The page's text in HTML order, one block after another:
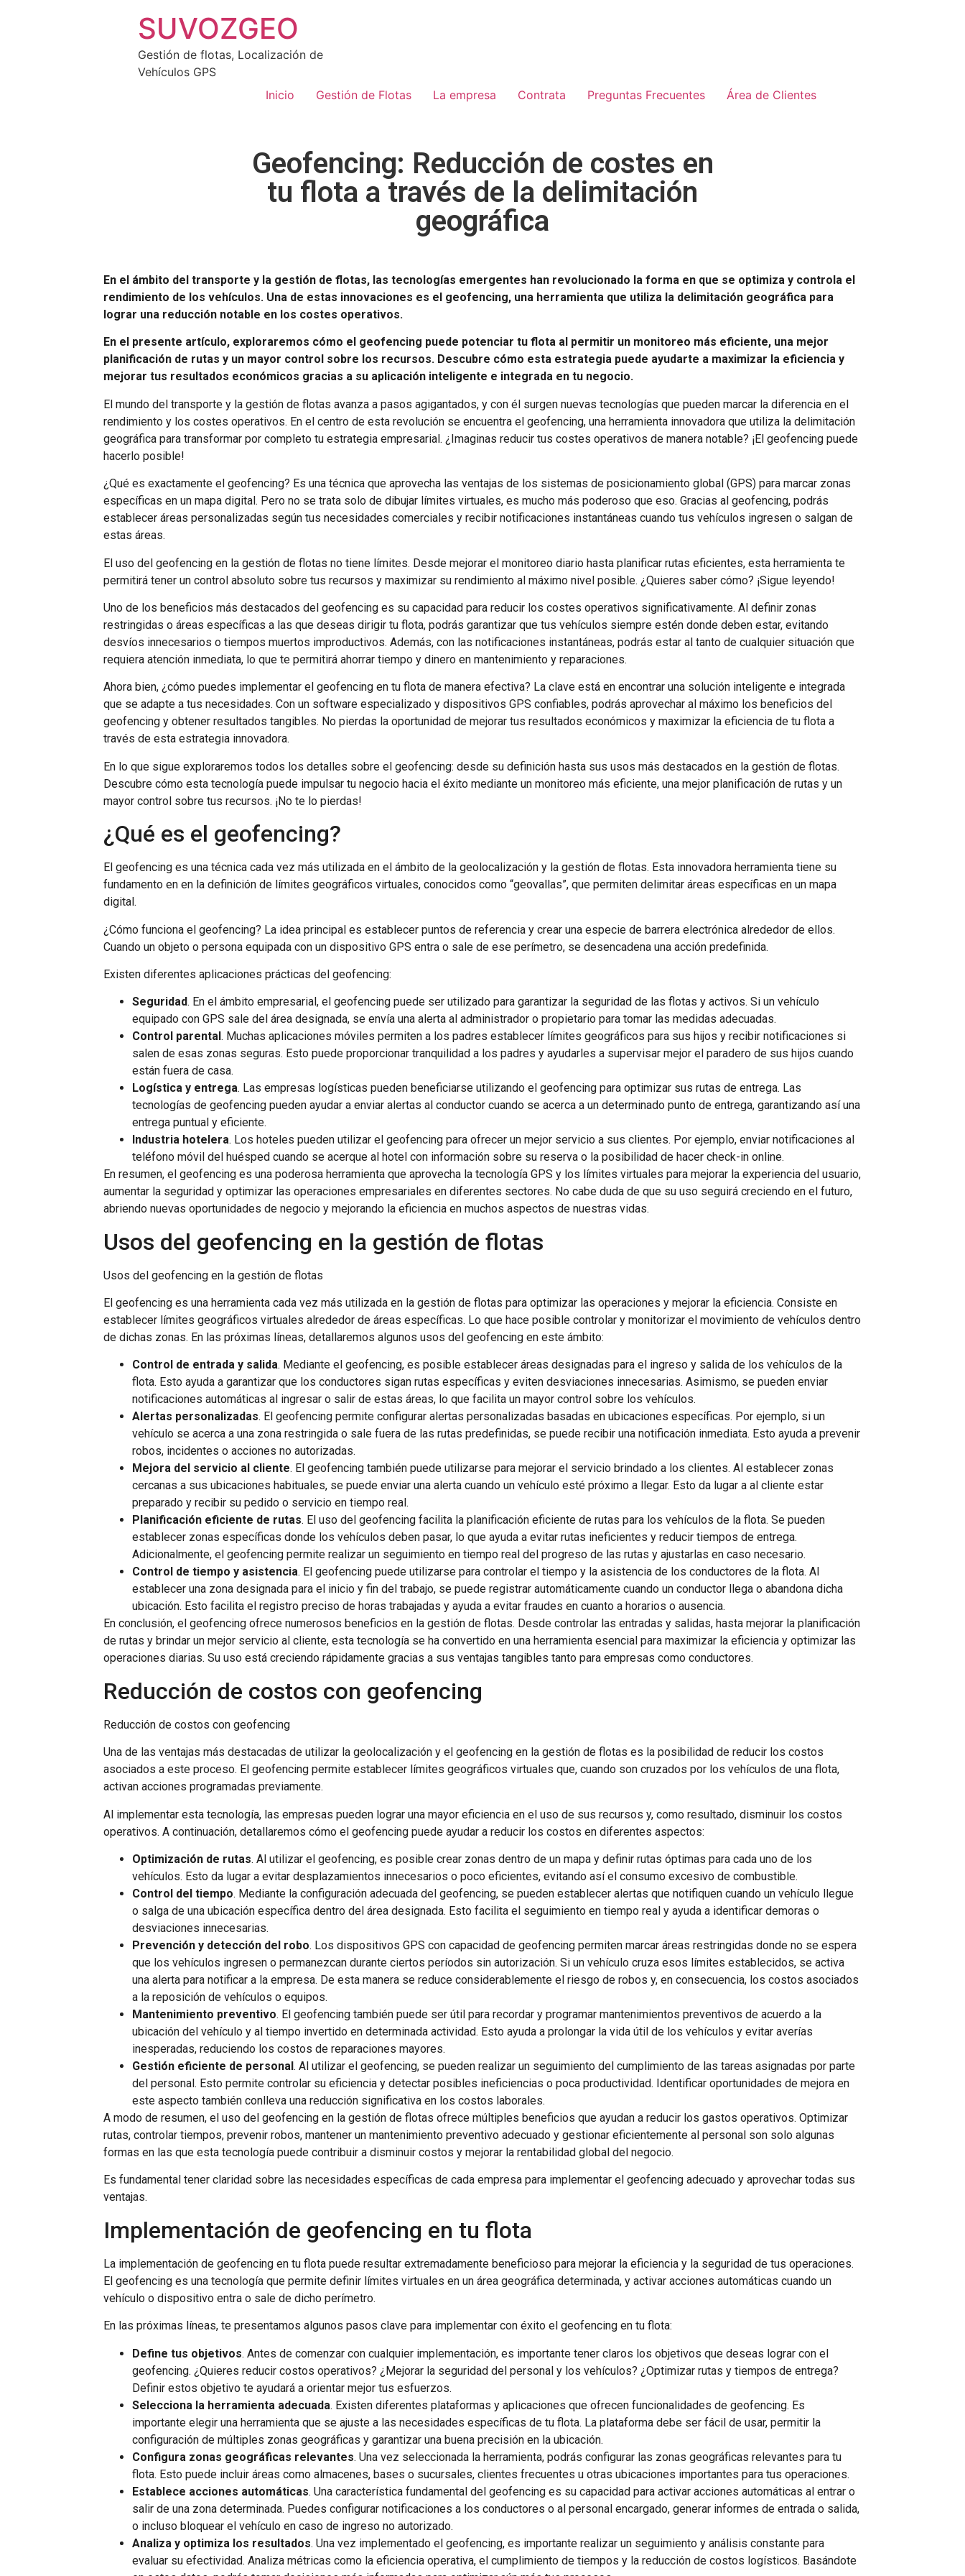
SUVOZGEO
Gestión de flotas, Localización de
Vehículos GPS
Inicio
Gestión de Flotas La empresa Contrata Preguntas Frecuentes Área de Clientes
Geofencing: Reducción de costes en
tu flota a través de la delimitación
geográfica
En el ámbito del transporte y la gestión de flotas, las tecnologías emergentes han revolucionado la forma en que se optimiza y controla el
rendimiento de los vehículos. Una de estas innovaciones es el geofencing, una herramienta que utiliza la delimitación geográfica para
lograr una reducción notable en los costes operativos.
En el presente artículo, exploraremos cómo el geofencing puede potenciar tu flota al permitir un monitoreo más eficiente, una mejor
planificación de rutas y un mayor control sobre los recursos. Descubre cómo esta estrategia puede ayudarte a maximizar la eficiencia y
mejorar tus resultados económicos gracias a su aplicación inteligente e integrada en tu negocio.
El mundo del transporte y la gestión de flotas avanza a pasos agigantados, y con él surgen nuevas tecnologías que pueden marcar la diferencia en el
rendimiento y los costes operativos. En el centro de esta revolución se encuentra el geofencing, una herramienta innovadora que utiliza la delimitación
geográfica para transformar por completo tu estrategia empresarial. ¿Imaginas reducir tus costes operativos de manera notable? ¡El geofencing puede
hacerlo posible!
¿Qué es exactamente el geofencing? Es una técnica que aprovecha las ventajas de los sistemas de posicionamiento global (GPS) para marcar zonas
específicas en un mapa digital. Pero no se trata solo de dibujar límites virtuales, es mucho más poderoso que eso. Gracias al geofencing, podrás
establecer áreas personalizadas según tus necesidades comerciales y recibir notificaciones instantáneas cuando tus vehículos ingresen o salgan de
estas áreas.
El uso del geofencing en la gestión de flotas no tiene límites. Desde mejorar el monitoreo diario hasta planificar rutas eficientes, esta herramienta te
permitirá tener un control absoluto sobre tus recursos y maximizar su rendimiento al máximo nivel posible. ¿Quieres saber cómo? ¡Sigue leyendo!
Uno de los beneficios más destacados del geofencing es su capacidad para reducir los costes operativos significativamente. Al definir zonas
restringidas o áreas específicas a las que deseas dirigir tu flota, podrás garantizar que tus vehículos siempre estén donde deben estar, evitando
desvíos innecesarios o tiempos muertos improductivos. Además, con las notificaciones instantáneas, podrás estar al tanto de cualquier situación que
requiera atención inmediata, lo que te permitirá ahorrar tiempo y dinero en mantenimiento y reparaciones.
Ahora bien, ¿cómo puedes implementar el geofencing en tu flota de manera efectiva? La clave está en encontrar una solución inteligente e integrada
que se adapte a tus necesidades. Con un software especializado y dispositivos GPS confiables, podrás aprovechar al máximo los beneficios del
geofencing y obtener resultados tangibles. No pierdas la oportunidad de mejorar tus resultados económicos y maximizar la eficiencia de tu flota a
través de esta estrategia innovadora.
En lo que sigue exploraremos todos los detalles sobre el geofencing: desde su definición hasta sus usos más destacados en la gestión de flotas.
Descubre cómo esta tecnología puede impulsar tu negocio hacia el éxito mediante un monitoreo más eficiente, una mejor planificación de rutas y un
mayor control sobre tus recursos. ¡No te lo pierdas!
¿Qué es el geofencing?
El geofencing es una técnica cada vez más utilizada en el ámbito de la geolocalización y la gestión de flotas. Esta innovadora herramienta tiene su
fundamento en en la definición de límites geográficos virtuales, conocidos como “geovallas”, que permiten delimitar áreas específicas en un mapa
digital.
¿Cómo funciona el geofencing? La idea principal es establecer puntos de referencia y crear una especie de barrera electrónica alrededor de ellos.
Cuando un objeto o persona equipada con un dispositivo GPS entra o sale de ese perímetro, se desencadena una acción predefinida.
Existen diferentes aplicaciones prácticas del geofencing:
Seguridad. En el ámbito empresarial, el geofencing puede ser utilizado para garantizar la seguridad de las flotas y activos. Si un vehículo
equipado con GPS sale del área designada, se envía una alerta al administrador o propietario para tomar las medidas adecuadas.
Control parental. Muchas aplicaciones móviles permiten a los padres establecer límites geográficos para sus hijos y recibir notificaciones si
salen de esas zonas seguras. Esto puede proporcionar tranquilidad a los padres y ayudarles a supervisar mejor el paradero de sus hijos cuando
están fuera de casa.
Logística y entrega. Las empresas logísticas pueden beneficiarse utilizando el geofencing para optimizar sus rutas de entrega. Las
tecnologías de geofencing pueden ayudar a enviar alertas al conductor cuando se acerca a un determinado punto de entrega, garantizando así una
entrega puntual y eficiente.
Industria hotelera. Los hoteles pueden utilizar el geofencing para ofrecer un mejor servicio a sus clientes. Por ejemplo, enviar notificaciones al
teléfono móvil del huésped cuando se acerque al hotel con información sobre su reserva o la posibilidad de hacer check-in online.
En resumen, el geofencing es una poderosa herramienta que aprovecha la tecnología GPS y los límites virtuales para mejorar la experiencia del usuario,
aumentar la seguridad y optimizar las operaciones empresariales en diferentes sectores. No cabe duda de que su uso seguirá creciendo en el futuro,
abriendo nuevas oportunidades de negocio y mejorando la eficiencia en muchos aspectos de nuestras vidas.
Usos del geofencing en la gestión de flotas
Usos del geofencing en la gestión de flotas
El geofencing es una herramienta cada vez más utilizada en la gestión de flotas para optimizar las operaciones y mejorar la eficiencia. Consiste en
establecer límites geográficos virtuales alrededor de áreas específicas. Lo que hace posible controlar y monitorizar el movimiento de vehículos dentro
de dichas zonas. En las próximas líneas, detallaremos algunos usos del geofencing en este ámbito:
Control de entrada y salida. Mediante el geofencing, es posible establecer áreas designadas para el ingreso y salida de los vehículos de la
flota. Esto ayuda a garantizar que los conductores sigan rutas específicas y eviten desviaciones innecesarias. Asimismo, se pueden enviar
notificaciones automáticas al ingresar o salir de estas áreas, lo que facilita un mayor control sobre los vehículos.
Alertas personalizadas. El geofencing permite configurar alertas personalizadas basadas en ubicaciones específicas. Por ejemplo, si un
vehículo se acerca a una zona restringida o sale fuera de las rutas predefinidas, se puede recibir una notificación inmediata. Esto ayuda a prevenir
robos, incidentes o acciones no autorizadas.
Mejora del servicio al cliente. El geofencing también puede utilizarse para mejorar el servicio brindado a los clientes. Al establecer zonas
cercanas a sus ubicaciones habituales, se puede enviar una alerta cuando un vehículo esté próximo a llegar. Esto da lugar a al cliente estar
preparado y recibir su pedido o servicio en tiempo real.
Planificación eficiente de rutas. El uso del geofencing facilita la planificación eficiente de rutas para los vehículos de la flota. Se pueden
establecer zonas específicas donde los vehículos deben pasar, lo que ayuda a evitar rutas ineficientes y reducir tiempos de entrega.
Adicionalmente, el geofencing permite realizar un seguimiento en tiempo real del progreso de las rutas y ajustarlas en caso necesario.
Control de tiempo y asistencia. El geofencing puede utilizarse para controlar el tiempo y la asistencia de los conductores de la flota. Al
establecer una zona designada para el inicio y fin del trabajo, se puede registrar automáticamente cuando un conductor llega o abandona dicha
ubicación. Esto facilita el registro preciso de horas trabajadas y ayuda a evitar fraudes en cuanto a horarios o ausencia.
En conclusión, el geofencing ofrece numerosos beneficios en la gestión de flotas. Desde controlar las entradas y salidas, hasta mejorar la planificación
de rutas y brindar un mejor servicio al cliente, esta tecnología se ha convertido en una herramienta esencial para maximizar la eficiencia y optimizar las
operaciones diarias. Su uso está creciendo rápidamente gracias a sus ventajas tangibles tanto para empresas como conductores.
Reducción de costos con geofencing
Reducción de costos con geofencing
Una de las ventajas más destacadas de utilizar la geolocalización y el geofencing en la gestión de flotas es la posibilidad de reducir los costos
asociados a este proceso. El geofencing permite establecer límites geográficos virtuales que, cuando son cruzados por los vehículos de una flota,
activan acciones programadas previamente.
Al implementar esta tecnología, las empresas pueden lograr una mayor eficiencia en el uso de sus recursos y, como resultado, disminuir los costos
operativos. A continuación, detallaremos cómo el geofencing puede ayudar a reducir los costos en diferentes aspectos:
Optimización de rutas. Al utilizar el geofencing, es posible crear zonas dentro de un mapa y definir rutas óptimas para cada uno de los
vehículos. Esto da lugar a evitar desplazamientos innecesarios o poco eficientes, evitando así el consumo excesivo de combustible.
Control del tiempo. Mediante la configuración adecuada del geofencing, se pueden establecer alertas que notifiquen cuando un vehículo llegue
o salga de una ubicación específica dentro del área designada. Esto facilita el seguimiento en tiempo real y ayuda a identificar demoras o
desviaciones innecesarias.
Prevención y detección del robo. Los dispositivos GPS con capacidad de geofencing permiten marcar áreas restringidas donde no se espera
que los vehículos ingresen o permanezcan durante ciertos períodos sin autorización. Si un vehículo cruza esos límites establecidos, se activa
una alerta para notificar a la empresa. De esta manera se reduce considerablemente el riesgo de robos y, en consecuencia, los costos asociados
a la reposición de vehículos o equipos.
Mantenimiento preventivo. El geofencing también puede ser útil para recordar y programar mantenimientos preventivos de acuerdo a la
ubicación del vehículo y al tiempo invertido en determinada actividad. Esto ayuda a prolongar la vida útil de los vehículos y evitar averías
inesperadas, reduciendo los costos de reparaciones mayores.
Gestión eficiente de personal. Al utilizar el geofencing, se pueden realizar un seguimiento del cumplimiento de las tareas asignadas por parte
del personal. Esto permite controlar su eficiencia y detectar posibles ineficiencias o poca productividad. Identificar oportunidades de mejora en
este aspecto también conlleva una reducción significativa en los costos laborales.
A modo de resumen, el uso del geofencing en la gestión de flotas ofrece múltiples beneficios que ayudan a reducir los gastos operativos. Optimizar
rutas, controlar tiempos, prevenir robos, mantener un mantenimiento preventivo adecuado y gestionar eficientemente al personal son solo algunas
formas en las que esta tecnología puede contribuir a disminuir costos y mejorar la rentabilidad global del negocio.
Es fundamental tener claridad sobre las necesidades específicas de cada empresa para implementar el geofencing adecuado y aprovechar todas sus
ventajas.
Implementación de geofencing en tu flota
La implementación de geofencing en tu flota puede resultar extremadamente beneficioso para mejorar la eficiencia y la seguridad de tus operaciones.
El geofencing es una tecnología que permite definir límites virtuales en un área geográfica determinada, y activar acciones automáticas cuando un
vehículo o dispositivo entra o sale de dicho perímetro.
En las próximas líneas, te presentamos algunos pasos clave para implementar con éxito el geofencing en tu flota:
Define tus objetivos. Antes de comenzar con cualquier implementación, es importante tener claros los objetivos que deseas lograr con el
geofencing. ¿Quieres reducir costos operativos? ¿Mejorar la seguridad del personal y los vehículos? ¿Optimizar rutas y tiempos de entrega?
Definir estos objetivo te ayudará a orientar mejor tus esfuerzos.
Selecciona la herramienta adecuada. Existen diferentes plataformas y aplicaciones que ofrecen funcionalidades de geofencing. Es
importante elegir una herramienta que se ajuste a las necesidades específicas de tu flota. La plataforma debe ser fácil de usar, permitir la
configuración de múltiples zonas geográficas y garantizar una buena precisión en la ubicación.
Configura zonas geográficas relevantes. Una vez seleccionada la herramienta, podrás configurar las zonas geográficas relevantes para tu
flota. Esto puede incluir áreas como almacenes, bases o sucursales, clientes frecuentes u otras ubicaciones importantes para tus operaciones.
Establece acciones automáticas. Una característica fundamental del geofencing es su capacidad para activar acciones automáticas al entrar o
salir de una zona determinada. Puedes configurar notificaciones a los conductores o al personal encargado, generar informes de entrada o salida,
o incluso bloquear el vehículo en caso de ingreso no autorizado.
Analiza y optimiza los resultados. Una vez implementado el geofencing, es importante realizar un seguimiento y análisis constante para
evaluar su efectividad. Analiza métricas como la eficiencia operativa, el cumplimiento de tiempos y la reducción de costos logísticos. Basándote